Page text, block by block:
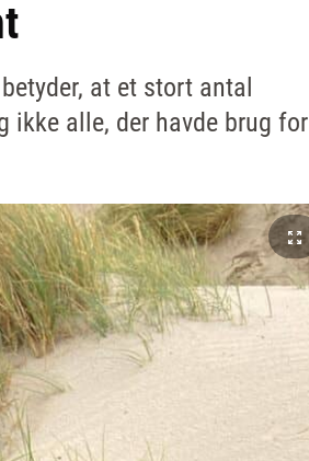
at et stort antal
alle, der havde brug for